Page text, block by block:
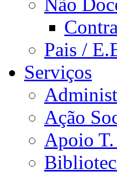
Pais /
Serviços
Ação
Apoio